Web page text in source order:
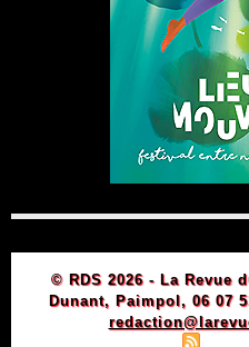
© RDS 2026 - La Revue
Dunant, Paimpol, 06 07